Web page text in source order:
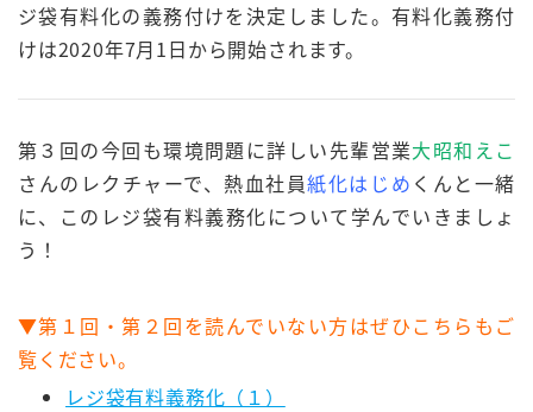
ジ袋有料化の義務付けを決定しました。有料化義務付
けは2020年7月1日から開始されます。
第３回の今回も環境問題に詳しい先輩営業大昭和えこ
さんのレクチャーで、熱血社員紙化はじめ くんと一緒
に、このレジ袋有料義務化について学んでいきましょ
う！
▼第１回・第２回を読んでいない方はぜひこちらもご
覧ください。
レジ袋有料義務化（１）